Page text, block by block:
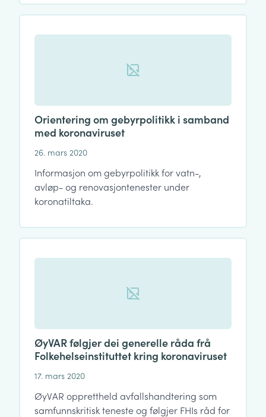
Orientering om gebyrpolitikk i samband
med koronaviruset
26. mars 2020
Informasjon om gebyrpolitikk for vatn-,
avløp- og renovasjontenester under
koronatiltaka.
ØyVAR følgjer dei generelle råda frå
Folkehelseinstituttet kring koronaviruset
17. mars 2020
ØyVAR opprettheld avfallshandtering som
samfunnskritisk teneste og følgjer FHIs råd for